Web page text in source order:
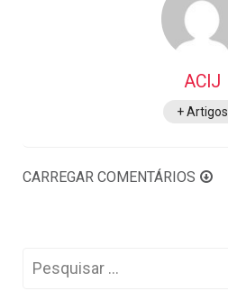
ACIJ
+ Artigos
CARREGAR COMENTÁRIOS